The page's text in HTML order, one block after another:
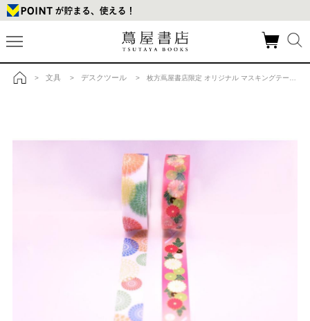
> 文具 > デスクツール > 枚方蔦屋書店限定 オリジナル マスキングテープ 「菊人形B」の商品詳細